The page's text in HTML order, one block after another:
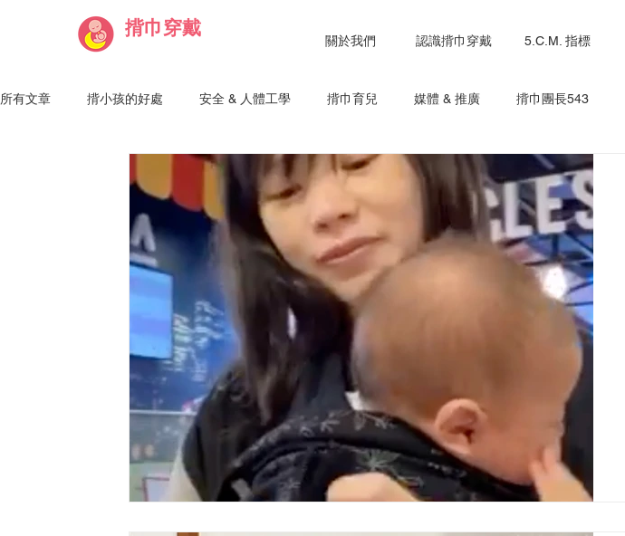
揹巾穿戴
關於我們 認識揹巾穿戴 5.C.M. 指標
所有文章 揹小孩的好處 安全 & 人體工學 揹巾育兒 媒體 & 推廣 揹巾團長543
Vivian 講師 Lisa 講師 小菜兒 講師 Emily 講師
Maggie 純魚講師 粘 Nien 講師 Chantelle 講師 Rita 講師 ling-講師